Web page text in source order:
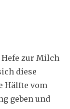
zur Milch
diese
Hälfte vom
geben und